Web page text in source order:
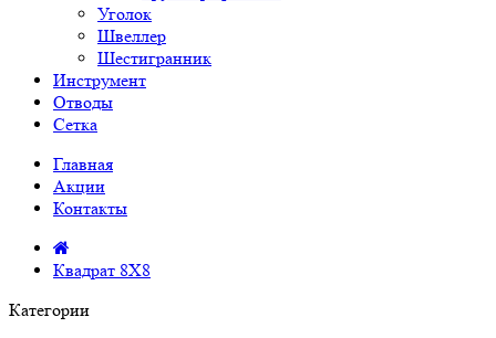
Уголок
Швеллер
Шестигранник
Инструмент
Отводы
Сетка
Главная
Акции
Контакты
Квадрат 8Х8
Категории